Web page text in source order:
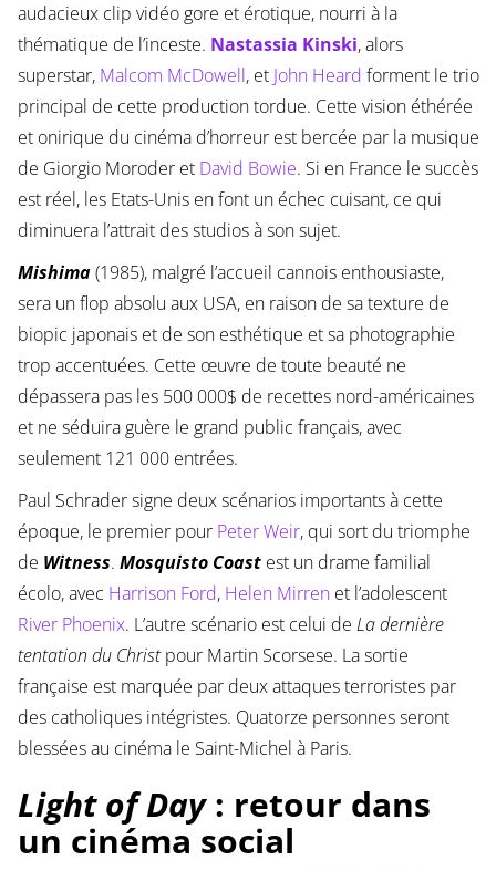
audacieux clip vidéo gore et érotique, nourri à la
thématique de l’inceste. Nastassia Kinski, alors
superstar, Malcom McDowell, etJohn Heard forment le trio
principal de cette production tordue. Cette vision éthérée
et onirique du cinéma d’horreur est bercée par la musique
de Giorgio Moroder et David Bowie. Si en France le succès
est réel, les Etats-Unis en font un échec cuisant, ce qui
diminuera l’attrait des studios à son sujet.
Mishima(1985), malgré l’accueil cannois enthousiaste,
sera un flop absolu aux USA, en raison de sa texture de
biopic japonais et de son esthétique et sa photographie
trop accentuées. Cette œuvre de toute beauté ne
dépassera pas les 500 000$ de recettes nord-américaines
et ne séduira guère le grand public français, avec
seulement 121 000 entrées.
Paul Schrader signe deux scénarios importants à cette
époque, le premier pour Peter Weir, qui sort du triomphe
de Witness. Mosquisto Coastest un drame familial
écolo, avec Harrison Ford, Helen Mirrenet l’adolescent
River Phoenix. L’autre scénario est celui de La dernière
tentation du Christpour Martin Scorsese. La sortie
française est marquée par deux attaques terroristes par
des catholiques intégristes. Quatorze personnes seront
blessées au cinéma le Saint-Michel à Paris.
Light of Day: retour dans
un cinéma social